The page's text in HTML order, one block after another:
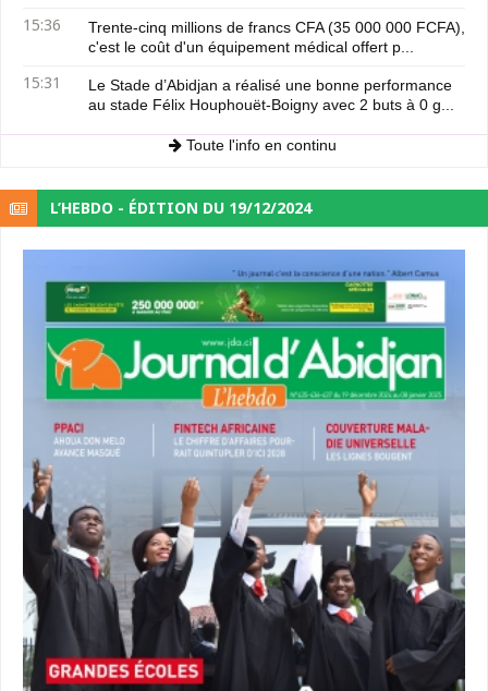
15:36
Trente-cinq millions de francs CFA (35 000 000 FCFA),
c'est le coût d'un équipement médical offert p...
15:31
Le Stade d’Abidjan a réalisé une bonne performance
au stade Félix Houphouët-Boigny avec 2 buts à 0 g...
Toute l'info en continu
L’HEBDO - ÉDITION DU 19/12/2024